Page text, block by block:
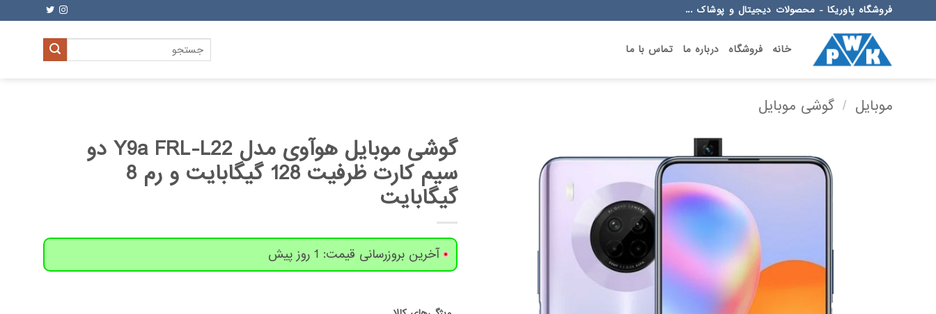
to
فروشگاه پاوریکا - محصولات دیجیتال و پوشاک ...
خانه فروشگاه درباره ما تماس با ما
جستجو
برای:
موبایل / گوشی موبایل
گوشی موبایل هوآوی مدل Y9a FRL-L22 دو
سیم‌ کارت ظرفیت 128 گیگابایت و رم 8
گیگابایت
آخرین بروزرسانی قیمت: 1 روز پیش